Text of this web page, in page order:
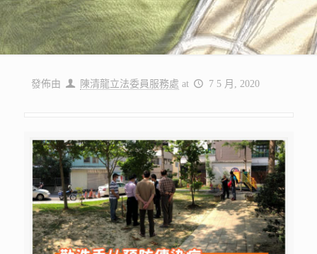
發佈由 陳清龍立法委員服務處 at 7 5 月, 2020